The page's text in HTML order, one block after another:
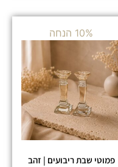
10% הנחה
פמוטי שבת ריבועים | זהב